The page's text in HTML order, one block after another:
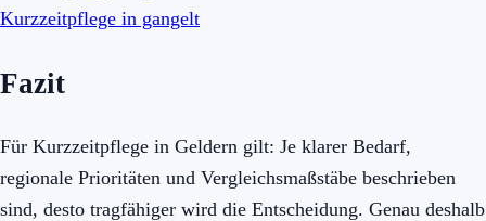
Kurzzeitpflege in gangelt
Fazit
Für Kurzzeitpflege in Geldern gilt: Je klarer Bedarf,
regionale Prioritäten und Vergleichsmaßstäbe beschrieben
sind, desto tragfähiger wird die Entscheidung. Genau deshalb